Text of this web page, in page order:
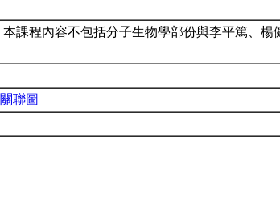
課程內容不包括分子生物學部份與李平篤、楊
聯圖